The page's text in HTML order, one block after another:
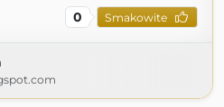
0 Smakowite